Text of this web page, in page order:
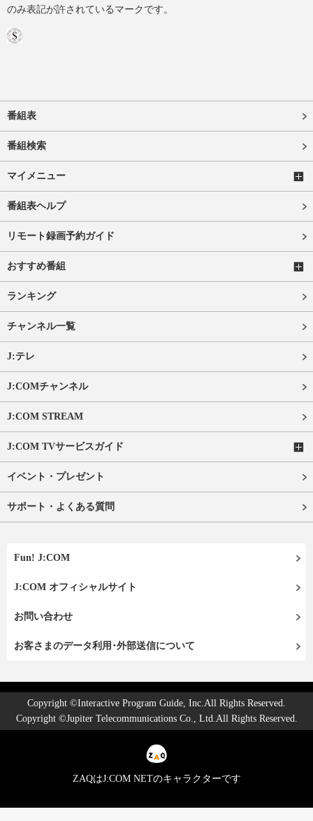
のみ表記が許されているマークです。
番組表
番組検索
マイメニュー
番組表ヘルプ
リモート録画予約ガイド
おすすめ番組
ランキング
チャンネル一覧
J:テレ
J:COMチャンネル
J:COM STREAM
J:COM TVサービスガイド
イベント・プレゼント
サポート・よくある質問
Fun! J:COM
J:COM オフィシャルサイト
お問い合わせ
お客さまのデータ利用･外部送信について
Copyright ©Interactive Program Guide, Inc.All Rights Reserved.
Copyright ©Jupiter Telecommunications Co., Ltd.All Rights Reserved.
ZAQはJ:COM NETのキャラクターです